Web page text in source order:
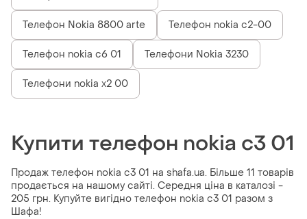
Телефон Nokia 8800 arte Телефон nokia c2-00
Телефон nokia c6 01 Телефони Nokia 3230
Телефони nokia x2 00
Купити телефон nokia c3 01
Продаж телефон nokia c3 01 на shafa.ua. Більше 11 товарів
продається на нашому сайті. Середня ціна в каталозі -
205 грн. Купуйте вигідно телефон nokia c3 01 разом з
Шафа!